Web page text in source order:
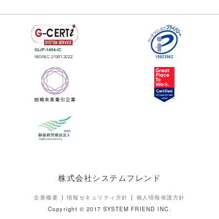
株式会社システムフレンド
企業概要 情報セキュリティ方針
個人情報保護方針
Copyright © 2017 SYSTEM FRIEND INC.